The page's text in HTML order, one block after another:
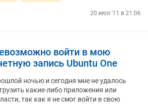
20 июл '11 в 21:06
войти в мою
запись Ubuntu One
ночью и сегодня мне не удалось
какие-либо приложения или
так как я не смог войти в свою